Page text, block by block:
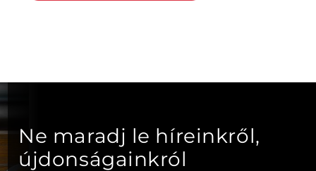
Ne maradj le híreinkről,
újdonságainkról